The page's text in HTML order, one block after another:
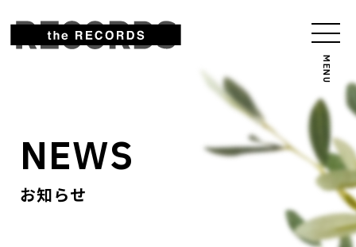
NEWS
お知らせ